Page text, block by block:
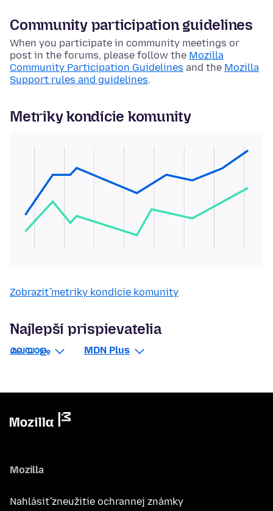
Community participation guidelines
When you participate in community meetings or
post in the forums, please follow the Mozilla
Community Participation Guidelines and the Mozilla
Support rules and guidelines.
Metriky kondície komunity
Zobraziť metriky kondície komunity
Najlepší prispievatelia
മലയാളം MDN Plus
Mozilla
Nahlásiť zneužitie ochrannej známky